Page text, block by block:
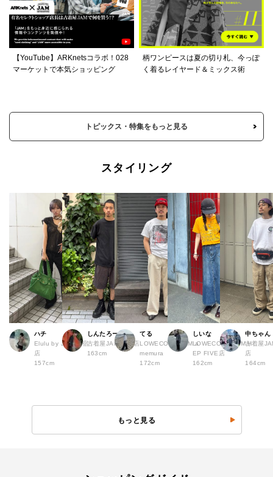
【YouTube】ARKnetsコラボ！028
マーケットで本気ショッピング
柄ワンピースは夏の切り札、今っぽ
く着るレイヤード＆ミックス術
トピックス・特集をもっと見る
スタイリング
ハチ
Elulu by JAM 原宿
店
157cm
しんたろー
古着屋JAM 仙台店
163cm
てる
LOWECO by JAM a
memura
172cm
しいな
LOWECO by JAM H
EP FIVE店
162cm
中ちゃん
古着屋
店
164cm
もっと見る